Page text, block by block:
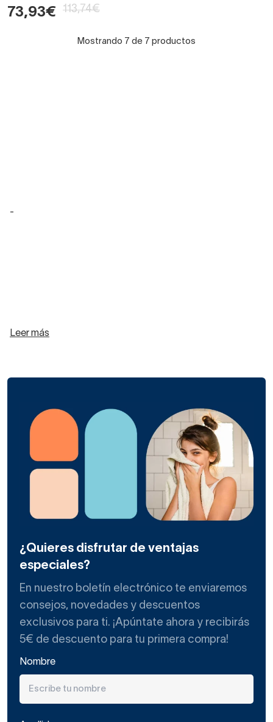
73,93€ 113,74€
Mostrando 7 de 7 productos
-
Leer más
¿Quieres disfrutar de ventajas
especiales?
En nuestro boletín electrónico te enviaremos
consejos, novedades y descuentos
exclusivos para ti. ¡Apúntate ahora y recibirás
5€ de descuento para tu primera compra!
Nombre